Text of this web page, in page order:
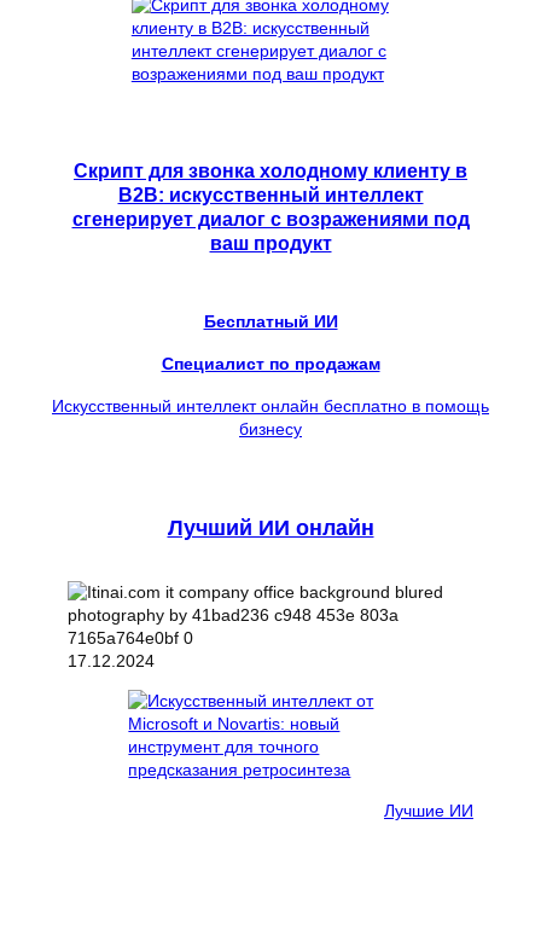
Скрипт для звонка холодному клиенту в
B2B: искусственный интеллект
сгенерирует диалог с возражениями под
ваш продукт
Бесплатный ИИ
Специалист по продажам
Искусственный интеллект онлайн бесплатно в помощь
бизнесу
Лучший ИИ онлайн
17.12.2024
Лучшие ИИ